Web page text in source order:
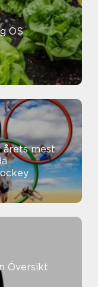
OS
årets mest
Översikt